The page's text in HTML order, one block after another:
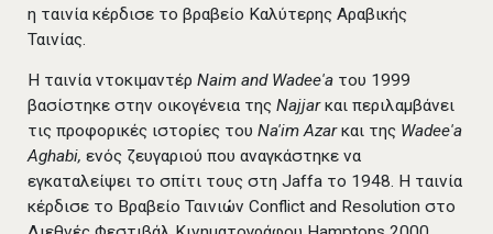
η ταινία κέρδισε το βραβείο Καλύτερης Αραβικής
Ταινίας.
Η ταινία ντοκιμαντέρ Naim and Wadee'a του 1999
βασίστηκε στην οικογένεια της Najjarκαι περιλαμβάνει
τις προφορικές ιστορίες του Na'im Azarκαι της Wadee'a
Aghabi, ενός ζευγαριού που αναγκάστηκε να
εγκαταλείψει το σπίτι τους στη Jaffa το 1948. Η ταινία
κέρδισε το Βραβείο Ταινιών Conflict and Resolution στο